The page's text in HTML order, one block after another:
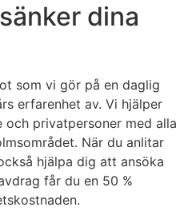
dina
som vi gör på en daglig
erfarenhet av. Vi hjälper
privatpersoner med alla
När du anlitar
hjälpa dig att ansöka
får du en 50 %